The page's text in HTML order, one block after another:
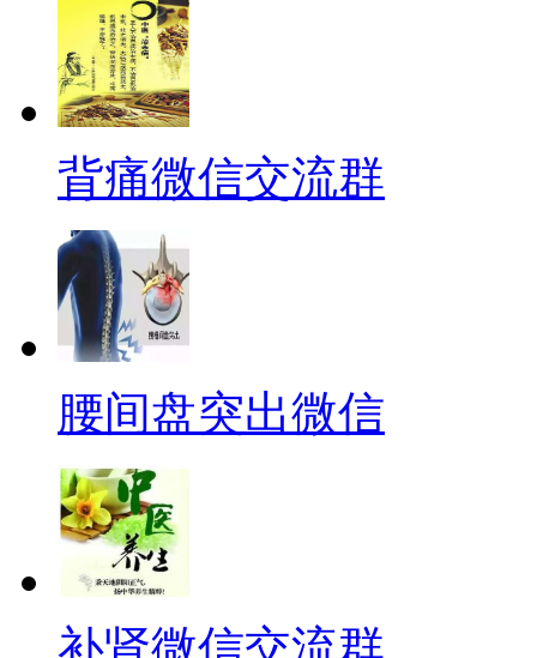
背痛微信交流群
腰间盘突出微信